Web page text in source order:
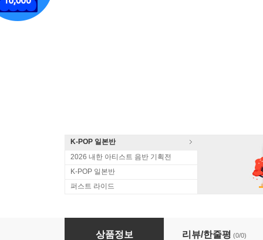
K-POP 일본반
2026 내한 아티스트 음반 기획전
K-POP 일본반
퍼스트 라이드
TWS (투어스) - 일본 싱글 2집 SODA SODA
상품정보 리뷰/한줄평 (0/0)